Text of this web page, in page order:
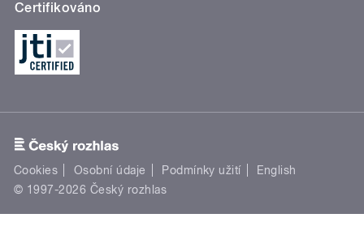
Certifikováno
Cookies Osobní údaje Podmínky užití
English
© 1997-2026 Český rozhlas